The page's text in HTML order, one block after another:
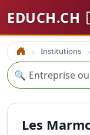
EDUCH.CH
Accueil Institutions
Recherche
🔍
Les